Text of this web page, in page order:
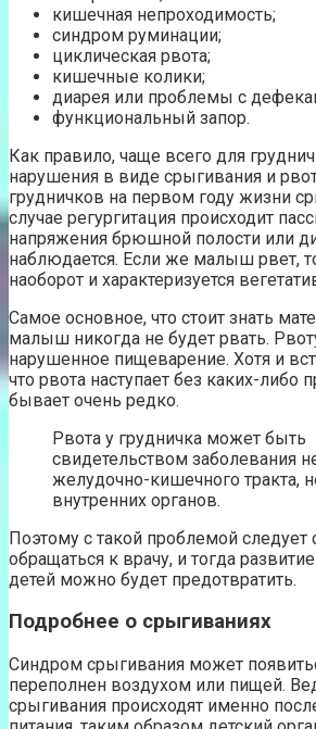
кишечная непроходимость;
синдром руминации;
циклическая рвота;
кишечные колики;
диарея или проблемы с
функциональный запор.
Как правило, чаще всего для
нарушения в виде срыгивания и
грудничков на первом году жизни
случае регургитация происходит
напряжения брюшной полости или
наблюдается. Если же малыш рвет,
наоборот и характеризуется
Самое основное, что стоит знать
малыш никогда не будет рвать.
нарушенное пищеварение. Хотя и
что рвота наступает без каких-либо
бывает очень редко.
Рвота у грудничка может быть
свидетельством заболевания
желудочно-кишечного тракта,
внутренних органов.
Поэтому с такой проблемой следует
обращаться к врачу, и тогда
детей можно будет предотвратить.
Подробнее о срыгиваниях
Синдром срыгивания может
переполнен воздухом или пищей.
срыгивания происходят именно